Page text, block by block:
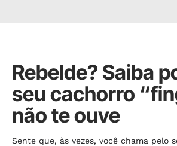
Rebelde? Saiba
seu cachorro
não te ouve
Sente que, às vezes, você chama pelo